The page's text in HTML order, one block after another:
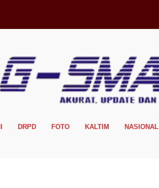
DRPD FOTO KALTIM NASIONAL